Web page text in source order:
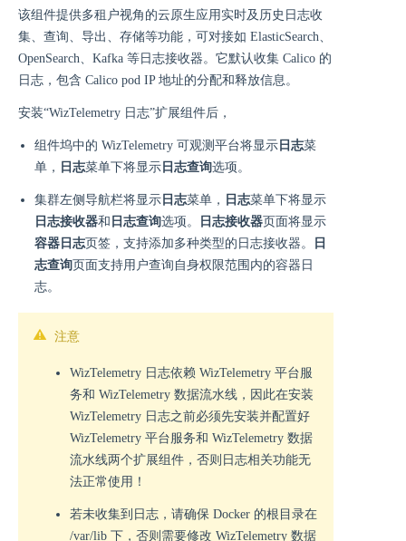
该组件提供多租户视角的云原生应用实时及历史日志收
集、查询、导出、存储等功能，可对接如 ElasticSearch、
OpenSearch、Kafka 等日志接收器。它默认收集 Calico 的
日志，包含 Calico pod IP 地址的分配和释放信息。
安装“WizTelemetry 日志”扩展组件后，
组件坞中的 WizTelemetry 可观测平台将显示 日志菜
单， 日志菜单下将显示 ⽇志查询选项。
集群左侧导航栏将显示 日志菜单， 日志菜单下将显示
日志接收器和 ⽇志查询选项。 日志接收器页面将显示
容器日志页签，支持添加多种类型的日志接收器。
⽇
志查询页面支持用户查询自身权限范围内的容器日
志。
注意
WizTelemetry 日志依赖 WizTelemetry 平台服
务和 WizTelemetry 数据流水线，因此在安装
WizTelemetry 日志之前必须先安装并配置好
WizTelemetry 平台服务和 WizTelemetry 数据
流水线两个扩展组件，否则日志相关功能无
法正常使用！
若未收集到日志，请确保 Docker 的根目录在
/var/lib 下，否则需要修改 WizTelemetry 数据